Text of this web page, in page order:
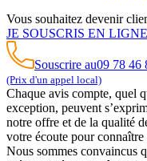
Vous souhaitez devenir
JE SOUSCRIS EN LIGNE
Souscrire au09 78 46
(Prix d'un appel local)
Chaque avis compte, quel
exception, peuvent
notre offre et de la qualité
votre écoute pour
Nous sommes convaincus